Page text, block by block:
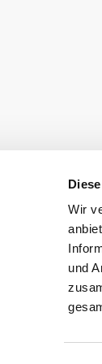
Wir
und